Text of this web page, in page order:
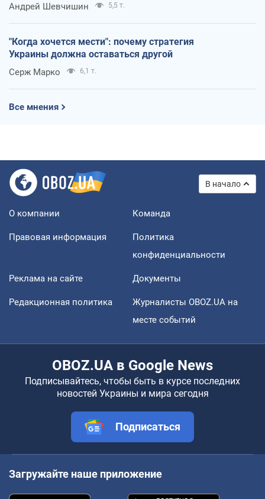
Андрей Шевчишин 5,5 т.
"Когда хочется мести": почему стратегия
Украины должна оставаться другой
Серж Марко 6,1 т.
Все мнения
В начало
О компании Команда
Правовая информация
Политика
конфиденциальности
Реклама на сайте Документы
Редакционная политика
Журналисты OBOZ.UA на
месте событий
OBOZ.UA в Google News
Подписывайтесь, чтобы быть в курсе последних
новостей Украины и мира сегодня
Подписаться
Загружайте наше приложение